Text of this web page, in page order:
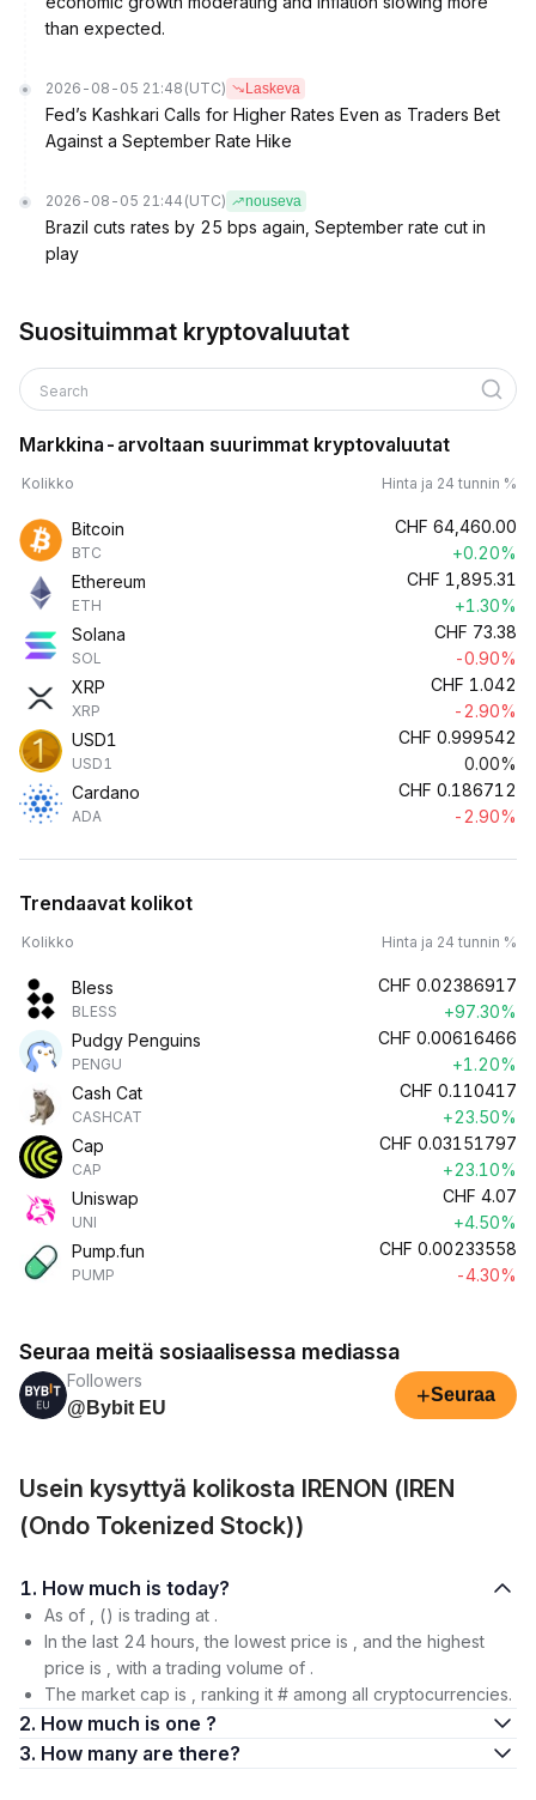
than expected.
2026-08-05 21:48 (UTC) Laskeva
Fed’s Kashkari Calls for Higher Rates Even as Traders Bet
Against a September Rate Hike
2026-08-05 21:44 (UTC) nouseva
Brazil cuts rates by 25 bps again, September rate cut in
play
Suosituimmat kryptovaluutat
Search
Markkina-arvoltaan suurimmat kryptovaluutat
Kolikko Hinta ja 24 tunnin %
Bitcoin
BTC
CHF 64,460.00
+0.20%
Ethereum
ETH
CHF 1,895.31
+1.30%
Solana
SOL
CHF 73.38
-0.90%
XRP
XRP
CHF 1.042
-2.90%
USD1
USD1
CHF 0.999542
0.00%
Cardano
ADA
CHF 0.186712
-2.90%
Trendaavat kolikot
Kolikko Hinta ja 24 tunnin %
Bless
BLESS
CHF 0.02386917
+97.30%
Pudgy Penguins
PENGU
CHF 0.00616466
+1.20%
Cash Cat
CASHCAT
CHF 0.110417
+23.50%
Cap
CAP
CHF 0.03151797
+23.10%
Uniswap
UNI
CHF 4.07
+4.50%
Pump.fun
PUMP
CHF 0.00233558
-4.30%
Seuraa meitä sosiaalisessa mediassa
Followers
@Bybit EU
+Seuraa
Usein kysyttyä kolikosta IRENON (IREN
(Ondo Tokenized Stock))
1. How much is today?
As of , () is trading at .
In the last 24 hours, the lowest price is , and the highest
price is , with a trading volume of .
The market cap is , ranking it # among all cryptocurrencies.
2. How much is one ?
3. How many are there?